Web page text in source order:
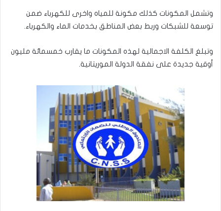
وتشمل المكونات كذلك مكونة للمياه واخرى للكهرباء ضمن
توسعة للشبكات وربط بعض المناطق بخدمات الماء والكهرباء.
وتبلغ الكلفة الاجمالية لهذه المكونات ما يقارب خمسمائة مليون
أوقية جديدة على نفقة الدولة الموريتانية.